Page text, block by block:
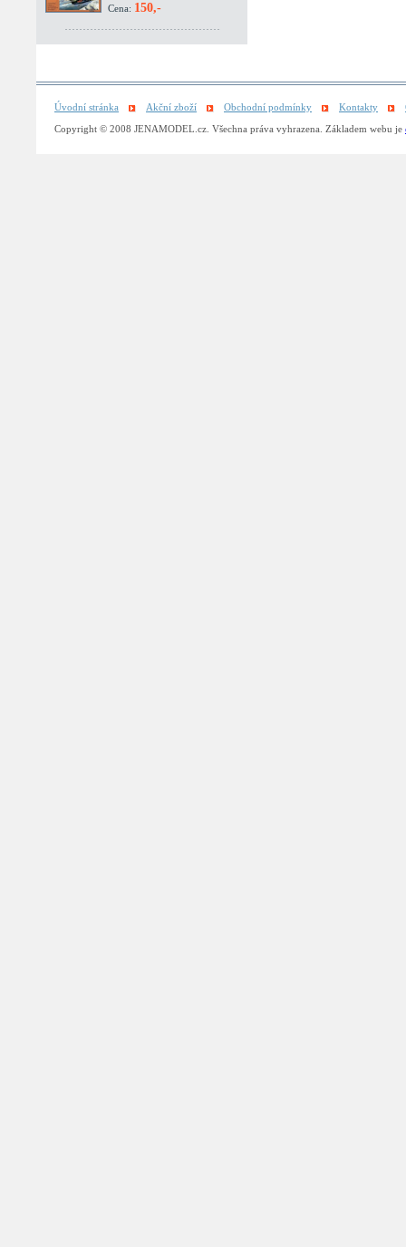
Cena: 150,-
Úvodní stránka Akční zboží Obchodní podmínky Kontakty
Copyright © 2008 JENAMODEL.cz. Všechna práva vyhrazena. Základem webu je